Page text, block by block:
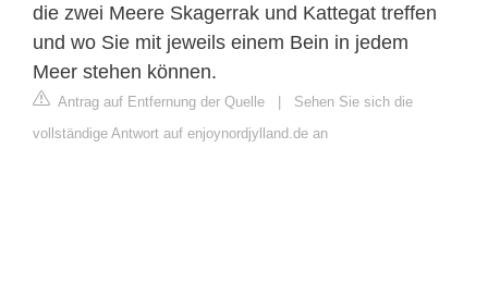
die zwei Meere Skagerrak und Kattegat treffen
und wo Sie mit jeweils einem Bein in jedem
Meer stehen können.
Antrag auf Entfernung der Quelle | Sehen Sie sich die
vollständige Antwort auf enjoynordjylland.de an